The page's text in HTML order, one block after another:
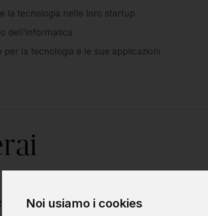
Noi usiamo i cookies
la tecnologia nelle loro startup
dell'informatica
la tecnologia e le sue applicazioni